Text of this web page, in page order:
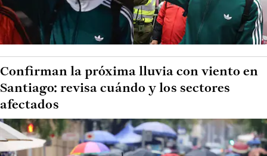
Confirman la próxima lluvia con viento en
Santiago: revisa cuándo y los sectores
afectados